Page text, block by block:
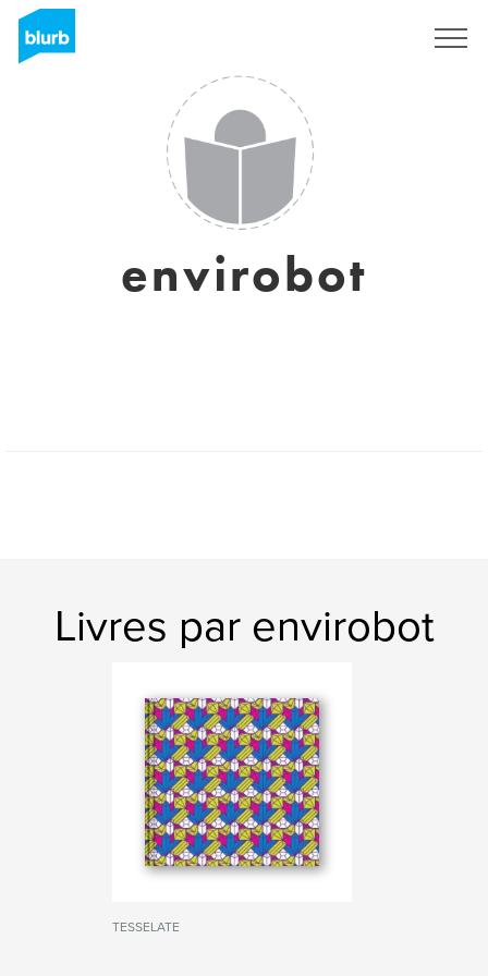
envirobot
Livres par envirobot
TESSELATE